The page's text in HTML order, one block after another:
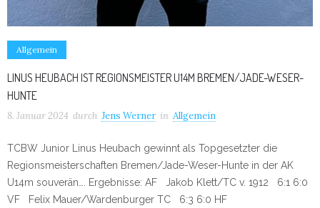
Allgemein
LINUS HEUBACH IST REGIONSMEISTER U14M BREMEN/JADE-WESER-
HUNTE
8. Januar 2024 durch Jens Werner in Allgemein
TCBW Junior Linus Heubach gewinnt als Topgesetzter die
Regionsmeisterschaften Bremen/Jade-Weser-Hunte in der AK
U14m souverän…. Ergebnisse: AF Jakob Klett/TC v. 1912 6:1 6:0
VF Felix Mauer/Wardenburger TC 6:3 6:0 HF